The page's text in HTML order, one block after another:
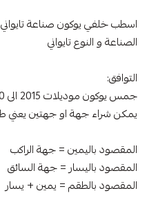
اسطب خلفي يوكون صناعة
الصناعة و النوع تايواني
التوافق:
جمس يوكون موديلات 2015 الى 2020
يمكن شراء جهة او جهتين يعني
المقصود باليمين = جهة الراكب
المقصود باليسار = جهة السائق
المقصود بالطقم = يمين + يسار